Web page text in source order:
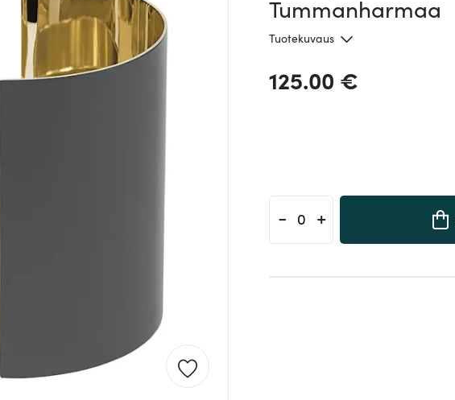
Tummanharmaa
Tuotekuvaus
125.00 €
- +